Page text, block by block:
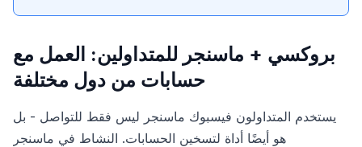
بروكسي + ماسنجر للمتداولين: العمل مع
حسابات من دول مختلفة
يستخدم المتداولون فيسبوك ماسنجر ليس فقط للتواصل - بل
هو أيضًا أداة لتسخين الحسابات. النشاط في ماسنجر